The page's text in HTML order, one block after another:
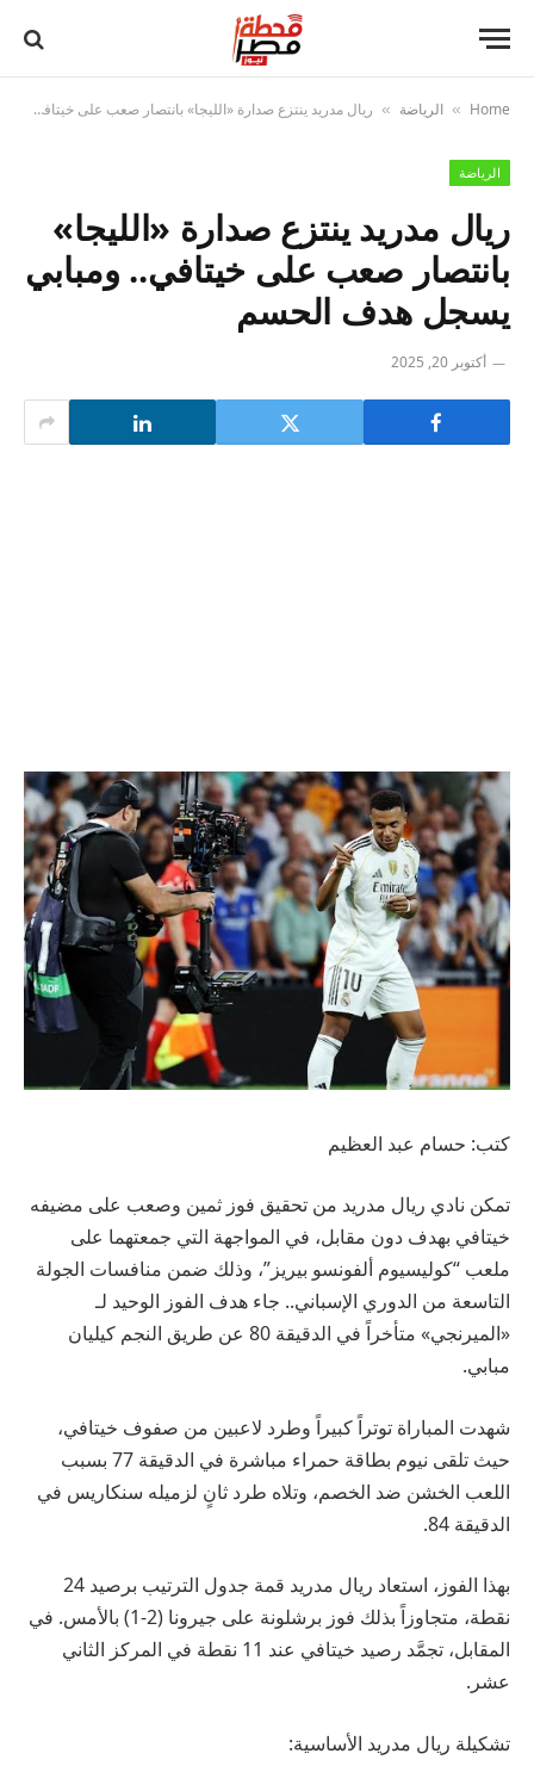
Home
» الرياضة » ريال مدريد ينتزع صدارة «الليجا» بانتصار صعب على خيتافي.. ومبابي يسجل هدف الحسم
الرياضة
ريال مدريد ينتزع صدارة «الليجا»
بانتصار صعب على خيتافي.. ومبابي
يسجل هدف الحسم
أكتوبر 20, 2025
كتب: حسام عبد العظيم
تمكن نادي ريال مدريد من تحقيق فوز ثمين وصعب على مضيفه
خيتافي بهدف دون مقابل، في المواجهة التي جمعتهما على
ملعب “كوليسيوم ألفونسو بيريز”، وذلك ضمن منافسات الجولة
التاسعة من الدوري الإسباني.. جاء هدف الفوز الوحيد لـ
«الميرنجي» متأخراً في الدقيقة 80 عن طريق النجم كيليان
مبابي.
شهدت المباراة توتراً كبيراً وطرد لاعبين من صفوف خيتافي،
حيث تلقى نيوم بطاقة حمراء مباشرة في الدقيقة 77 بسبب
اللعب الخشن ضد الخصم، وتلاه طرد ثانٍ لزميله سنكاريس في
الدقيقة 84.
بهذا الفوز، استعاد ريال مدريد قمة جدول الترتيب برصيد 24
نقطة، متجاوزاً بذلك فوز برشلونة على جيرونا (2-1) بالأمس. في
المقابل، تجمَّد رصيد خيتافي عند 11 نقطة في المركز الثاني
عشر.
تشكيلة ريال مدريد الأساسية: